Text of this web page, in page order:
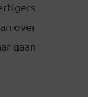
over
gaan